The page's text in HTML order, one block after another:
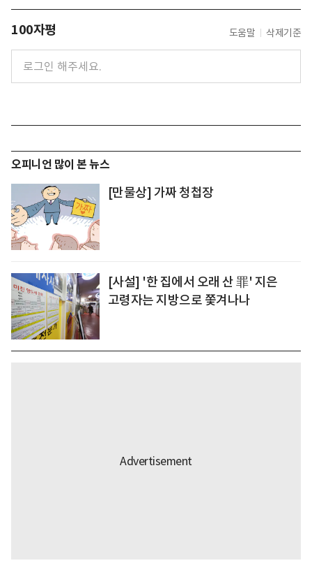
100자평 도움말 삭제기준
오피니언 많이 본 뉴스
[만물상] 가짜 청첩장
[사설] '한 집에서 오래 산 罪' 지은
고령자는 지방으로 쫓겨나나